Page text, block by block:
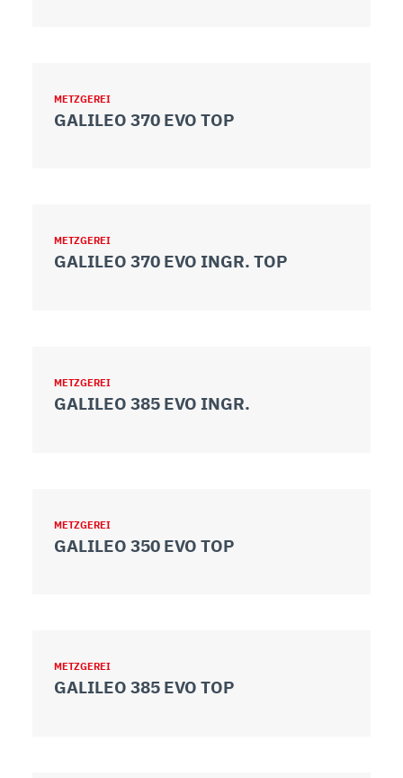
METZGEREI
GALILEO 370 EVO TOP
METZGEREI
GALILEO 370 EVO INGR. TOP
METZGEREI
GALILEO 385 EVO INGR.
METZGEREI
GALILEO 350 EVO TOP
METZGEREI
GALILEO 385 EVO TOP